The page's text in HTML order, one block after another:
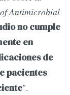
Antimicrobial
no cumple
en
de
pacientes
".